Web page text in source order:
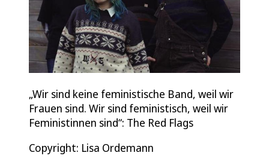
„Wir sind keine feministische Band, weil wir
Frauen sind. Wir sind feministisch, weil wir
Feministinnen sind“: The Red Flags
Copyright: Lisa Ordemann